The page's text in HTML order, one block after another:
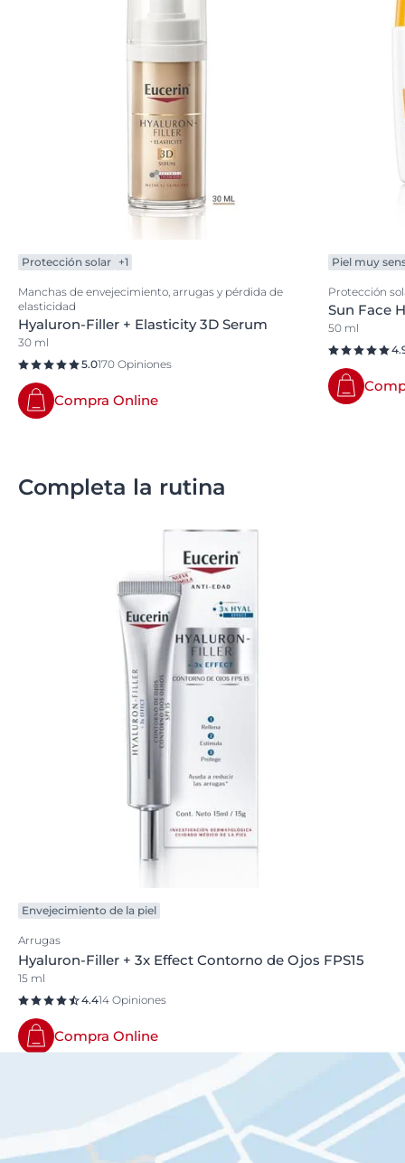
Protección solar +1
Manchas de envejecimiento, arrugas y pérdida de
elasticidad
Hyaluron-Filler + Elasticity 3D Serum
30 ml
5.0170 Opiniones
Compra Online
Piel muy
Protección
Sun Face
50 ml
Completa la rutina
Envejecimiento de la piel
Arrugas
Hyaluron-Filler + 3x Effect Contorno de Ojos FPS15
15 ml
4.414 Opiniones
Compra Online